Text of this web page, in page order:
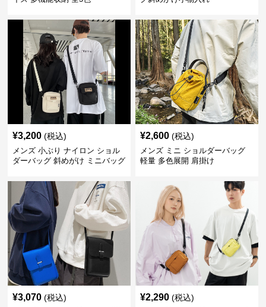
¥3,200 (税込)
メンズ 小ぶり ナイロン ショル
ダーバッグ 斜めがけ ミニバッグ
¥2,600 (税込)
メンズ ミニ ショルダーバッグ
軽量 多色展開 肩掛け
¥3,070 (税込) ¥2,290 (税込)